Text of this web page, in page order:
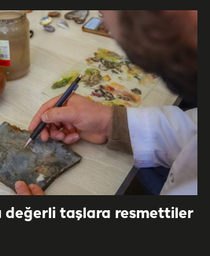
değerli taşlara resmettiler